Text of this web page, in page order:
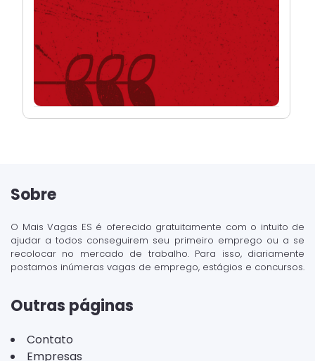
Sobre
O Mais Vagas ES é oferecido gratuitamente com o intuito de
ajudar a todos conseguirem seu primeiro emprego ou a se
recolocar no mercado de trabalho. Para isso, diariamente
postamos inúmeras vagas de emprego, estágios e concursos.
Outras páginas
Contato
Empresas